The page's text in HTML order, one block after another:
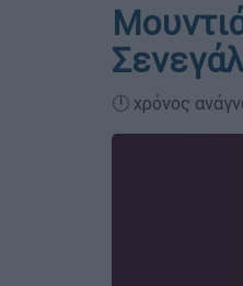
🕛 χρόνος